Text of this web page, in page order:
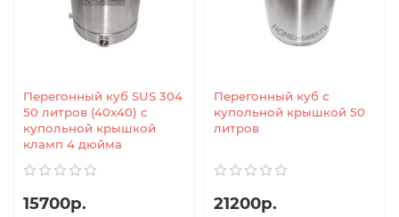
Перегонный куб SUS 304
50 литров (40x40) с
купольной крышкой
кламп 4 дюйма
15700р.
Перегонный куб с
купольной крышкой 50
литров
21200р.